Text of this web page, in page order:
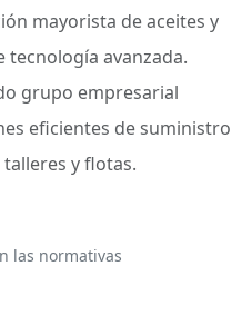
mayorista de aceites y
avanzada.
grupo empresarial
eficientes de suministro
y flotas.
las normativas